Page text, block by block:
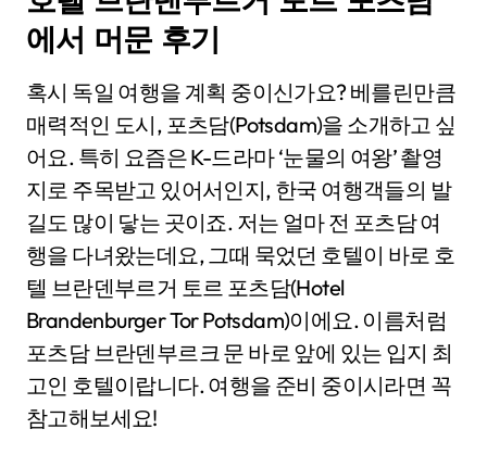
에서 머문 후기
혹시 독일 여행을 계획 중이신가요? 베를린만큼
매력적인 도시, 포츠담(Potsdam)을 소개하고 싶
어요. 특히 요즘은 K-드라마 ‘눈물의 여왕’ 촬영
지로 주목받고 있어서인지, 한국 여행객들의 발
길도 많이 닿는 곳이죠. 저는 얼마 전 포츠담 여
행을 다녀왔는데요, 그때 묵었던 호텔이 바로 호
텔 브란덴부르거 토르 포츠담(Hotel
Brandenburger Tor Potsdam)이에요. 이름처럼
포츠담 브란덴부르크 문 바로 앞에 있는 입지 최
고인 호텔이랍니다. 여행을 준비 중이시라면 꼭
참고해보세요!